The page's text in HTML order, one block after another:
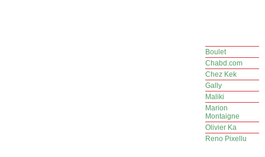
Boulet
Chabd.com
Chez Kek
Gally
Maliki
Marion
Montaigne
Olivier Ka
Reno Pixellu